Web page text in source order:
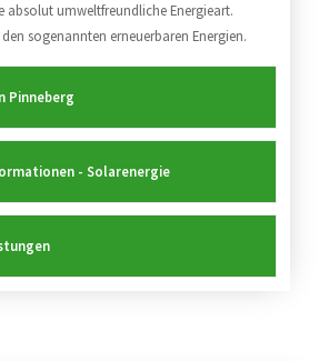
absolut umweltfreundliche Energieart.
sogenannten erneuerbaren Energien.
Pinneberg
- Solarenergie